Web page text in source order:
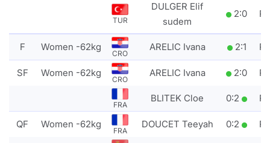
TUR
DULGER Elif
sudem
2:0
F Women -62kg
CRO
ARELIC Ivana 2:1
SF Women -62kg
CRO
ARELIC Ivana 2:0
FRA
BLITEK Cloe 0:2
QF Women -62kg
FRA
DOUCET Teeyah 0:2